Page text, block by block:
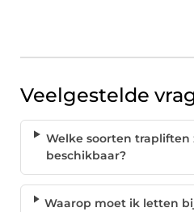
Veelgestelde
Welke soorten trapliften
beschikbaar?
Waarop moet ik letten